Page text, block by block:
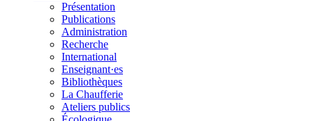
Présentation
Publications
Administration
Recherche
International
Enseignant·es
Bibliothèques
La Chaufferie
Ateliers publics